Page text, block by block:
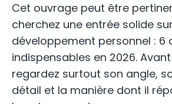
Cet ouvrage peut être
cherchez une entrée solide
développement personnel : 6
indispensables en 2026.
regardez surtout son angle,
détail et la manière dont il